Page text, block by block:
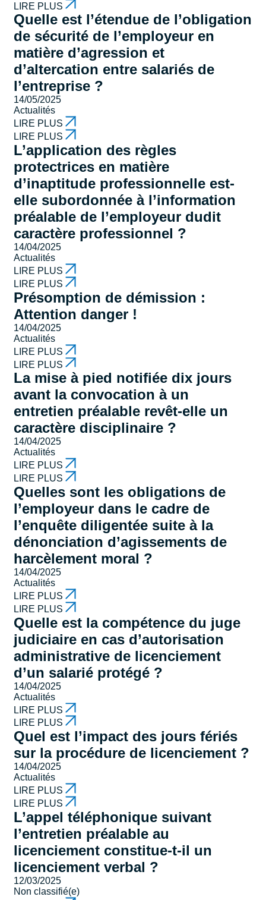
LIRE PLUS
Quelle est l’étendue de l’obligation
de sécurité de l’employeur en
matière d’agression et
d’altercation entre salariés de
l’entreprise ?
14/05/2025
Actualités
LIRE PLUS
LIRE PLUS
L’application des règles
protectrices en matière
d’inaptitude professionnelle est-
elle subordonnée à l’information
préalable de l’employeur dudit
caractère professionnel ?
14/04/2025
Actualités
LIRE PLUS
LIRE PLUS
Présomption de démission :
Attention danger !
14/04/2025
Actualités
LIRE PLUS
LIRE PLUS
La mise à pied notifiée dix jours
avant la convocation à un
entretien préalable revêt-elle un
caractère disciplinaire ?
14/04/2025
Actualités
LIRE PLUS
LIRE PLUS
Quelles sont les obligations de
l’employeur dans le cadre de
l’enquête diligentée suite à la
dénonciation d’agissements de
harcèlement moral ?
14/04/2025
Actualités
LIRE PLUS
LIRE PLUS
Quelle est la compétence du juge
judiciaire en cas d’autorisation
administrative de licenciement
d’un salarié protégé ?
14/04/2025
Actualités
LIRE PLUS
LIRE PLUS
Quel est l’impact des jours fériés
sur la procédure de licenciement ?
14/04/2025
Actualités
LIRE PLUS
LIRE PLUS
L’appel téléphonique suivant
l’entretien préalable au
licenciement constitue-t-il un
licenciement verbal ?
12/03/2025
Non classifié(e)